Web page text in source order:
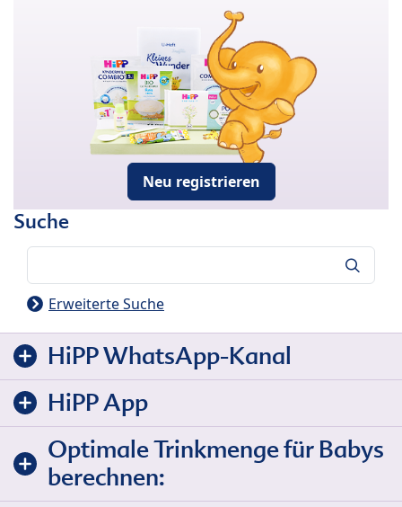
Neu registrieren
Suche
Erweiterte Suche
HiPP WhatsApp-Kanal
HiPP App
Optimale Trinkmenge für Babys
berechnen: